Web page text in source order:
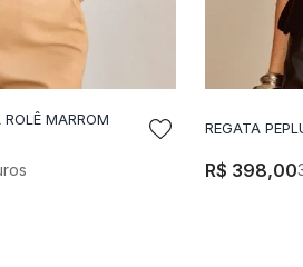
A SACOLA
MARROM
REGATA
R$ 398,00